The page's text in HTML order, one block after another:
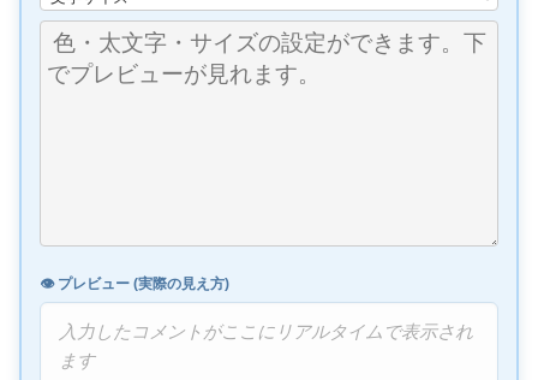
👁️ プレビュー (実際の見え方)
入力したコメントがここにリアルタイムで表示され
ます